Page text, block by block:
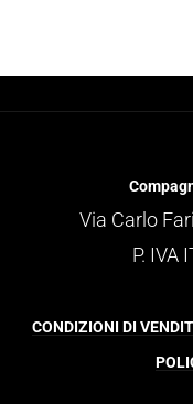
Via Carlo
P. IVA
CONDIZIONI DI